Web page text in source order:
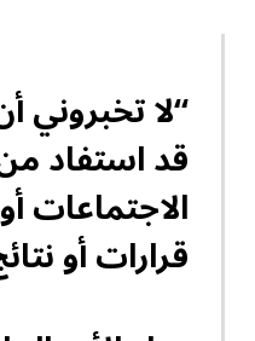
“لا
قد استفاد
الاجتماعات
قرارات أو